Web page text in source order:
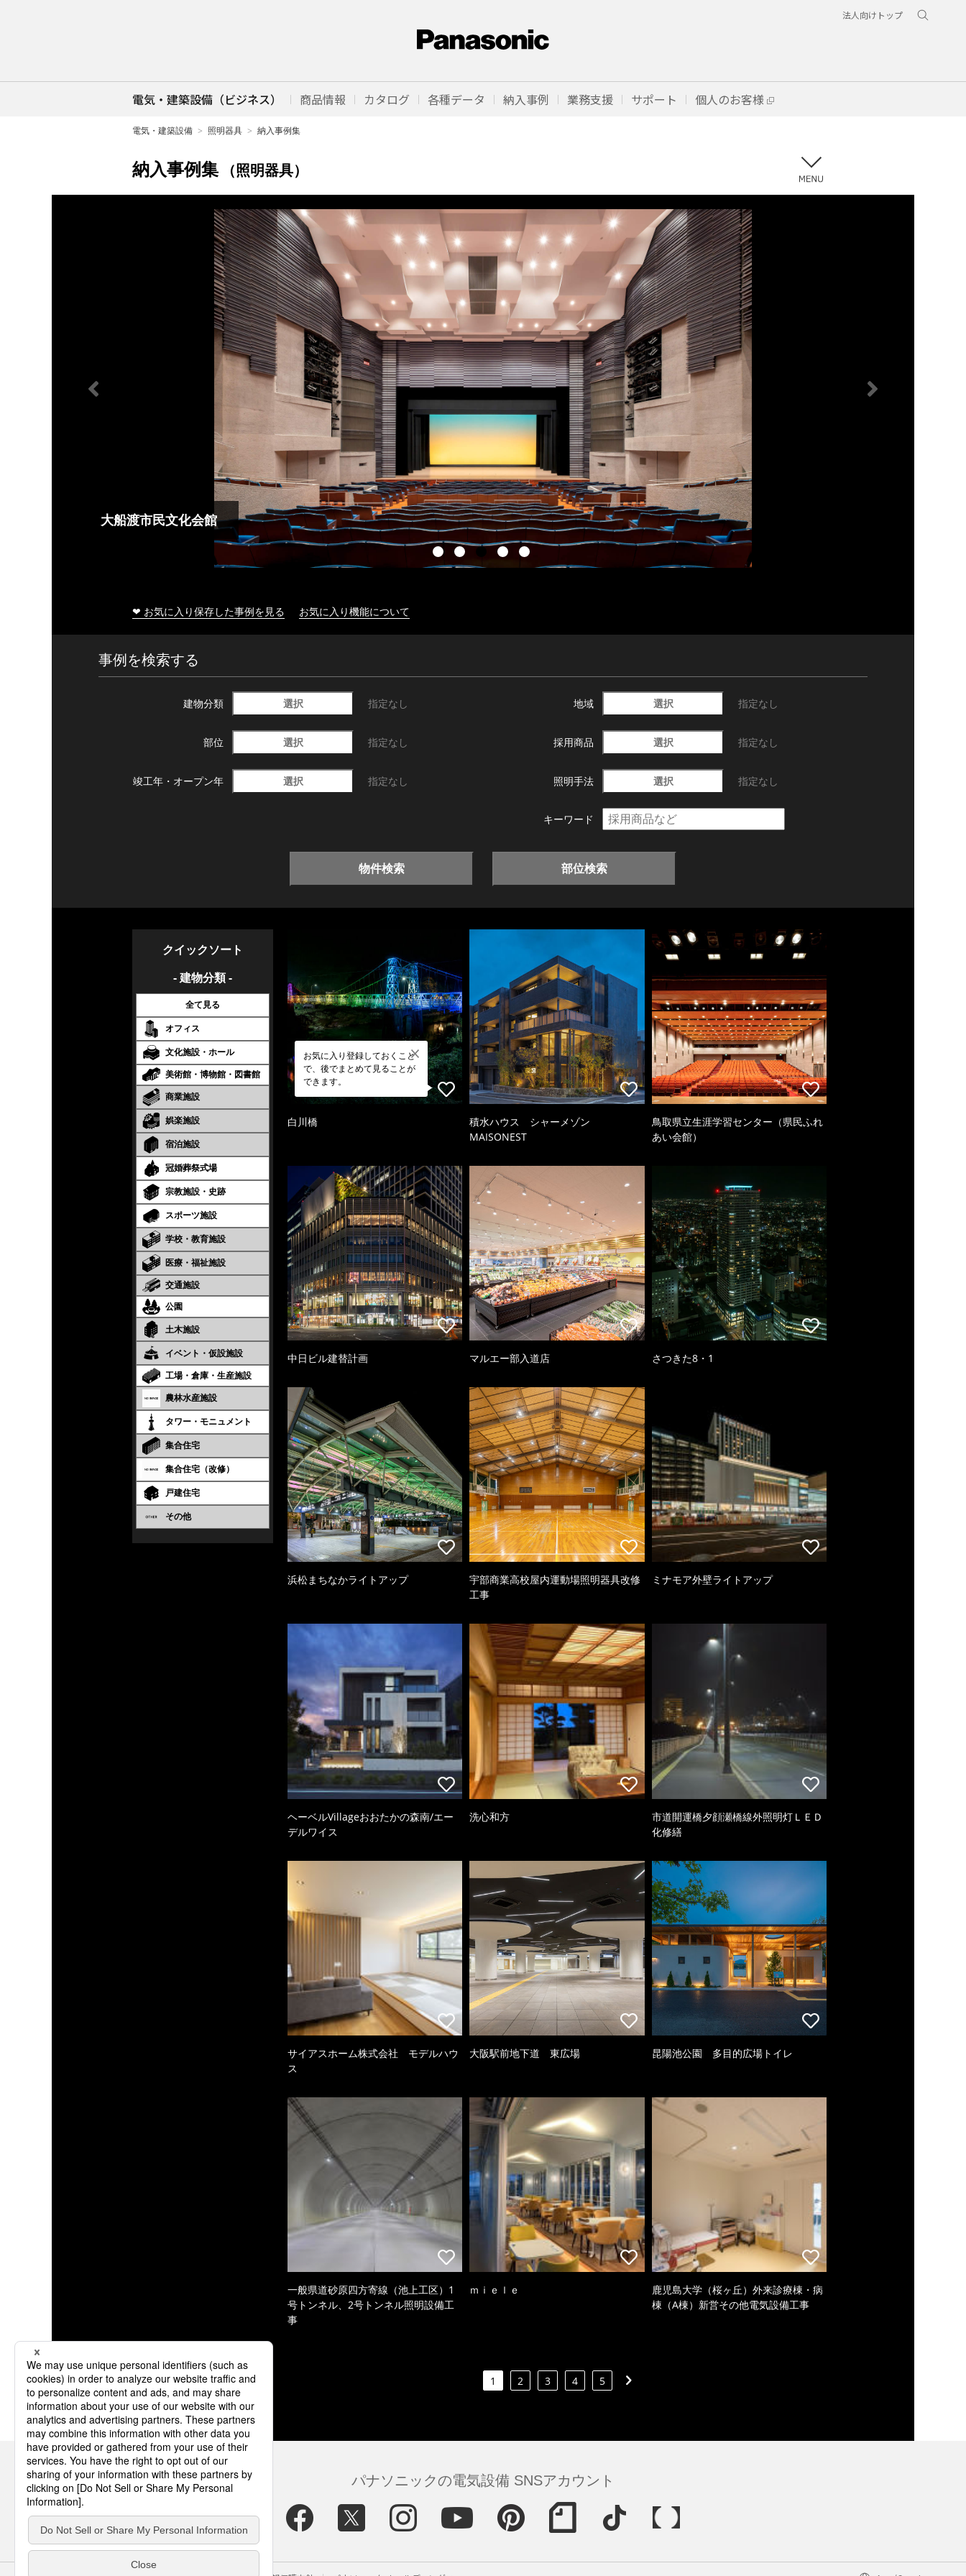
法人向けトップ
電気・建築設備（ビジネス） 商品情報 カタログ 各種データ 納入事例 業務支援 サポート 個人のお客様
電気・建築設備 照明器具 納入事例集
納入事例集 （照明器具）
大船渡市民文化会館
❤ お気に入り保存した事例を見る お気に入り機能について
事例を検索する
建物分類 選択 指定なし 地域 選択 指定なし
部位 選択 指定なし 採用商品 選択 指定なし
竣工年・ オープン年 選択 指定なし 照明手法 選択 指定なし
キーワード
物件検索 部位検索
クイックソート
- 建物分類 -
全て見る
オフィス
文化施設・ホール
美術館・博物館・図書館
商業施設
娯楽施設
宿泊施設
冠婚葬祭式場
宗教施設・史跡
スポーツ施設
学校・教育施設
医療・福祉施設
交通施設
公園
土木施設
イベント・仮設施設
工場・倉庫・生産施設
農林水産施設
タワー・モニュメント
集合住宅
集合住宅（改修）
戸建住宅
その他
お気に入り登録しておくこと
で、後でまとめて見ることが
できます。
白川橋
積水ハウス シャーメゾン
MAISONEST
鳥取県立生涯学習センター（県民ふれ
あい会館）
中日ビル建替計画 マルエー部入道店 さつきた8・1
浜松まちなかライトアップ
宇部商業高校屋内運動場照明器具改修
工事
ミナモア外壁ライトアップ
ヘーベルVillageおおたかの森南/エー
デルワイス
洗心和方
市道開運橋夕顔瀬橋線外照明灯ＬＥＤ
化修繕
サイアスホーム株式会社 モデルハウ
ス
大阪駅前地下道 東広場 昆陽池公園 多目的広場トイレ
一般県道砂原四方寄線（池上工区）1
号トンネル、2号トンネル照明設備工
事
ｍｉｅｌｅ
鹿児島大学（桜ヶ丘）外来診療棟・病
棟（A棟）新営その他電気設備工事
1 2 3 4 5
パナソニックの電気設備 SNSアカウント